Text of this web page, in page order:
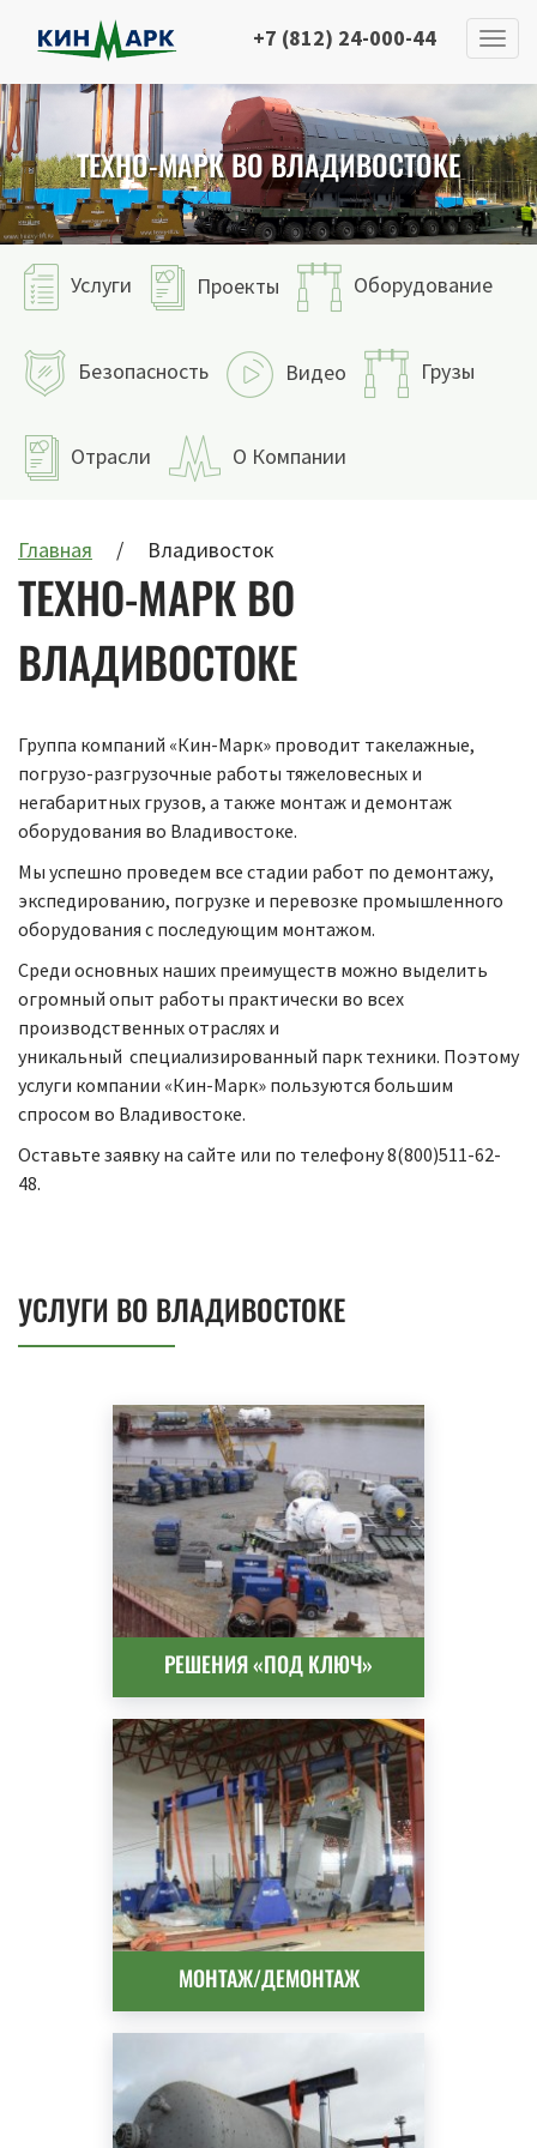
+7 (812) 24-000-44
ТЕХНО-МАРК ВО ВЛАДИВОСТОКЕ
Услуги Проекты Оборудование
Безопасность Видео Грузы
Отрасли О Компании
Главная Владивосток
ТЕХНО-МАРК ВО
ВЛАДИВОСТОКЕ
Группа компаний «Кин-Марк» проводит такелажные,
погрузо-разгрузочные работы тяжеловесных и
негабаритных грузов, а также монтаж и демонтаж
оборудования во Владивостоке.
Мы успешно проведем все стадии работ по демонтажу,
экспедированию, погрузке и перевозке промышленного
оборудования с последующим монтажом.
Среди основных наших преимуществ можно выделить
огромный опыт работы практически во всех
производственных отраслях и
уникальный специализированный парк техники. Поэтому
услуги компании «Кин-Марк» пользуются большим
спросом во Владивостоке.
Оставьте заявку на сайте или по телефону 8(800)511-62-
48.
УСЛУГИ ВО ВЛАДИВОСТОКЕ
РЕШЕНИЯ «ПОД КЛЮЧ»
МОНТАЖ/ДЕМОНТАЖ